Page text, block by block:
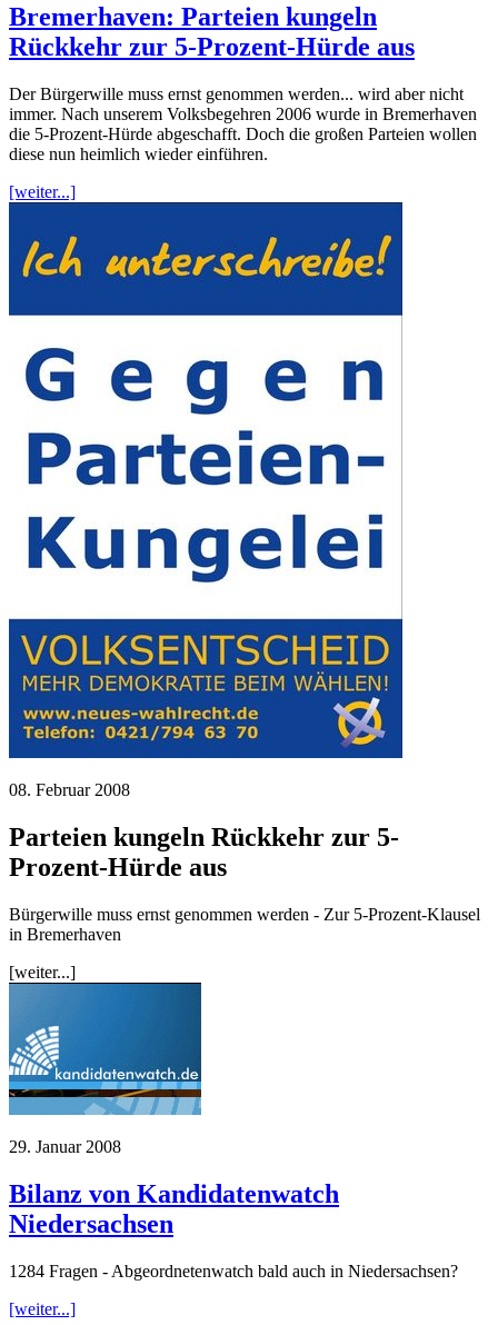
Bremerhaven: Parteien kungeln
Rückkehr zur 5-Prozent-Hürde aus
Der Bürgerwille muss ernst genommen werden... wird aber nicht
immer. Nach unserem Volksbegehren 2006 wurde in Bremerhaven
die 5-Prozent-Hürde abgeschafft. Doch die großen Parteien wollen
diese nun heimlich wieder einführen.
[weiter...]
08. Februar 2008
Parteien kungeln Rückkehr zur 5-
Prozent-Hürde aus
Bürgerwille muss ernst genommen werden - Zur 5-Prozent-Klausel
in Bremerhaven
[weiter...]
29. Januar 2008
Bilanz von Kandidatenwatch
Niedersachsen
1284 Fragen - Abgeordnetenwatch bald auch in Niedersachsen?
[weiter...]